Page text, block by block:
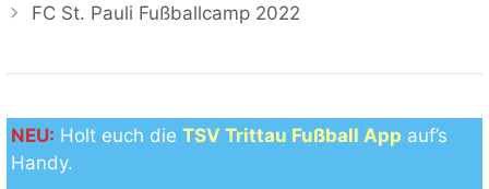
FC St. Pauli Fußballcamp 2022
NEU: Holt euch die TSV Trittau Fußball App auf’s
Handy.